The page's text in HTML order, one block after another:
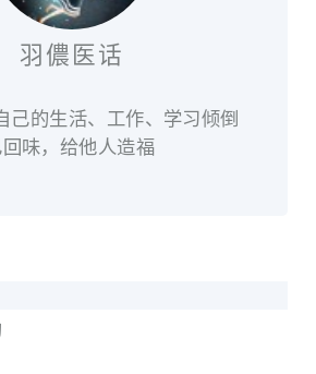
羽儂医话
己的生活、工作、学习倾倒
味，给他人造福